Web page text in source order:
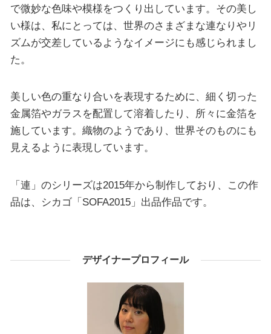
で微妙な色味や模様をつくり出しています。その美し
い様は、私にとっては、世界のさまざまな連なりやリ
ズムが交差しているようなイメージにも感じられまし
た。
美しい色の重なり合いを表現するために、細く切った
金属箔やガラスを配置して溶着したり、所々に金箔を
施しています。織物のようであり、世界そのものにも
見えるように表現しています。
「連」のシリーズは2015年から制作しており、この作
品は、シカゴ「SOFA2015」出品作品です。
デザイナープロフィール